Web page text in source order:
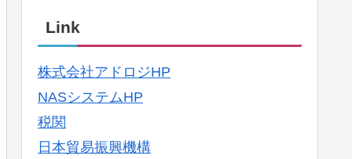
Link
株式会社アドロジHP
NASシステムHP
税関
日本貿易振興機構